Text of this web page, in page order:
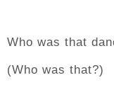
Who was that
(Who was that?)